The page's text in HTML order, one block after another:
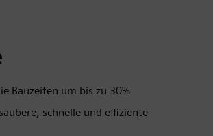
Bauzeiten um bis zu 30%
schnelle und effiziente